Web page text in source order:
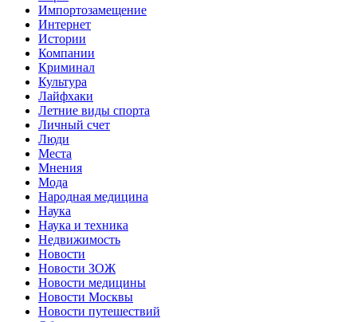
Импортозамещение
Интернет
Истории
Компании
Криминал
Культура
Лайфхаки
Летние виды спорта
Личный счет
Люди
Места
Мнения
Мода
Народная медицина
Наука
Наука и техника
Недвижимость
Новости
Новости ЗОЖ
Новости медицины
Новости Москвы
Новости путешествий